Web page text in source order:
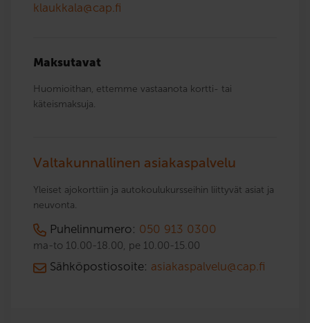
klaukkala@cap.fi
Maksutavat
Huomioithan, ettemme vastaanota kortti- tai
käteismaksuja.
Valtakunnallinen asiakaspalvelu
Yleiset ajokorttiin ja autokoulukursseihin liittyvät asiat ja
neuvonta.
Puhelinnumero: 050 913 0300
ma-to 10.00-18.00, pe 10.00-15.00
Sähköpostiosoite: asiakaspalvelu@cap.fi